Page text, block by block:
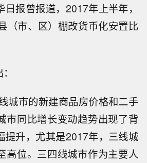
报曾报道，2017年上半年，
（市、区）棚改货币化安置比
城市的新建商品房价格和二手
市同比增长变动趋势出现了背
提升，尤其是2017年，三线城
高位。三四线城市作为主要人